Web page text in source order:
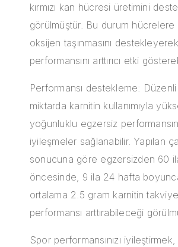
kırmızı kan hücresi üretimini
görülmüştür. Bu durum hücrelere
oksijen taşınmasını
performansını arttırıcı etki
Performansı destekleme:
miktarda karnitin kullanımıyla
yoğunluklu egzersiz
iyileşmeler sağlanabilir. Yapılan
sonucuna göre egzersizden 60
öncesinde, 9 ila 24 hafta
ortalama 2.5 gram karnitin
performansı arttırabileceği
Spor performansınızı iyileştirmek,